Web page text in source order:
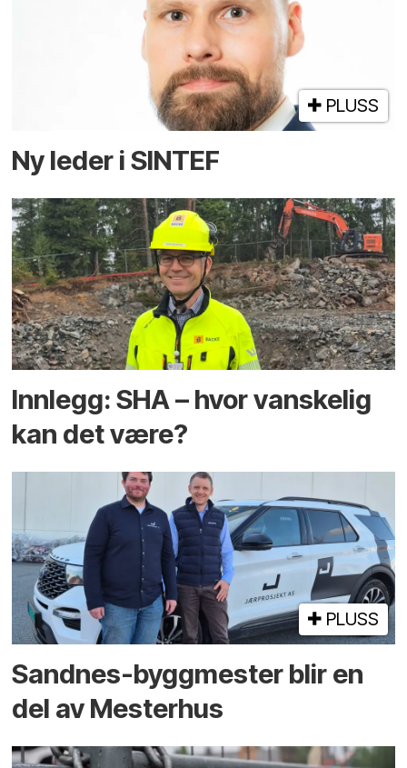
PLUSS
Ny leder i SINTEF
Innlegg: SHA – hvor vanskelig
kan det være?
PLUSS
Sandnes-byggmester blir en
del av Mesterhus